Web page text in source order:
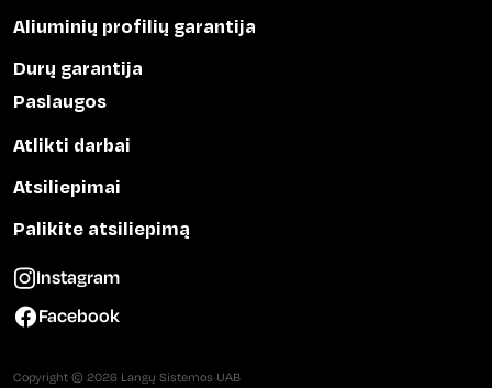
Aliuminių profilių garantija
Durų garantija
Paslaugos
Atlikti darbai
Atsiliepimai
Palikite atsiliepimą
Instagram
Facebook
Copyright © 2026 Langų Sistemos UAB